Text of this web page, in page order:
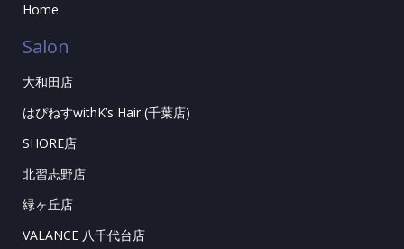
Home
Salon
大和田店
はぴねすwithK’s Hair (千葉店)
SHORE店
北習志野店
緑ヶ丘店
VALANCE 八千代台店